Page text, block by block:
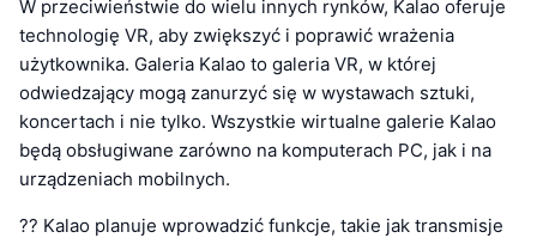
W przeciwieństwie do wielu innych rynków, Kalao oferuje
technologię VR, aby zwiększyć i poprawić wrażenia
użytkownika. Galeria Kalao to galeria VR, w której
odwiedzający mogą zanurzyć się w wystawach sztuki,
koncertach i nie tylko. Wszystkie wirtualne galerie Kalao
będą obsługiwane zarówno na komputerach PC, jak i na
urządzeniach mobilnych.
?? Kalao planuje wprowadzić funkcje, takie jak transmisje